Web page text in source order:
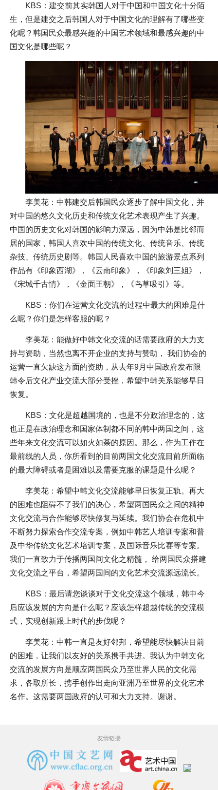
KBS：建交前其实韩国人对于中国和中国文化十分陌
生，但是建交之后韩国人对于中国文化的理解有了哪些变
化呢？韩国民众最感兴趣的中国艺术领域和最感兴趣的中
国文化是哪些呢？
李美花：中韩建交后韩国民众逐步了解中国文化，并
对中国的悠久文化历史和传统文化艺术表现产生了兴趣。
中国的历史文化对韩国的影响力深远，因为中韩是比邻而
居的国家，韩国人喜欢中国的传统文化、传统音乐、传统
杂技、传统历史剧等。韩国人民喜欢中国的旅游景点系列
作品有《印象西湖》，《云南印象》，《印象刘三姐》，
《宋城千古情》，《金面王朝》，《鸟草吸引》等。
KBS：你们在运营文化交流的过程中最大的困难是什
么呢？你们是怎样客服的呢？
李美花：能做好中韩文化交流的话需要政府的大力支
持与资助，当然也离不开企业的支持与赞助， 我们协会的
运营一直欠缺这方面的资助，从去年9月中国政府发布限
韩令后文化产业交流大部分受挫，希望中韩关系能够早日
恢复。
KBS：文化是超越国境的，也是不分政治理念的，这
也正是在政治理念和国家体制都不同的韩中两国之间，这
些年来文化交流可以如火如荼的原因。那么，作为工作在
最前线的人员，你所看到的目前两国文化交流目前所面临
的最大障碍或者是困难以及需要克服的课题是什么呢？
李美花：希望中韩文化交流能够早日恢复正轨。再大
的困难也阻碍不了我们的决心，希望两国民众之间的精神
文化交流与合作能够尽快修复与延续。我们协会在危机中
不断努力探索合作交流专案，例如中韩艺人培训专案和普
及中华传统文化艺术培训专案，及国际音乐比赛等专案。
我们一直致力于传播两国间文化之精髓， 给两国民众搭建
文化交流之平台，希望两国间的文化艺术交流源远流长。
KBS：最后请您谈谈对于文化交流这个领域，韩中今
后应该发展的方向是什么呢？应该怎样超越传统的交流模
式，实现创新跟上时代的步伐呢？
李美花：中韩一直是友好邻邦，希望能尽快解决目前
的困难，让我们以友好的关系携手共进。我认为中韩文化
交流的发展方向是顺应两国民众乃至世界人民的文化需
求，各取所长，携手创作出走向亚洲乃至世界的文化艺术
名作。这需要两国政府的认可和大力支持。谢谢。
友情链接